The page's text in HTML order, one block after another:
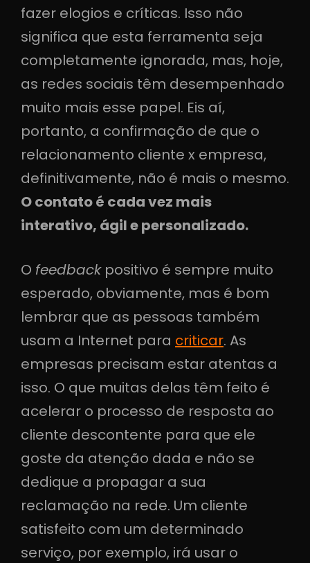
fazer elogios e críticas. Isso não
significa que esta ferramenta seja
completamente ignorada, mas, hoje,
as redes sociais têm desempenhado
muito mais esse papel. Eis aí,
portanto, a confirmação de que o
relacionamento cliente x empresa,
definitivamente, não é mais o mesmo.
O contato é cada vez mais
interativo, ágil e personalizado.
O feedbackpositivo é sempre muito
esperado, obviamente, mas é bom
lembrar que as pessoas também
usam a Internet para criticar. As
empresas precisam estar atentas a
isso. O que muitas delas têm feito é
acelerar o processo de resposta ao
cliente descontente para que ele
goste da atenção dada e não se
dedique a propagar a sua
reclamação na rede. Um cliente
satisfeito com um determinado
serviço, por exemplo, irá usar o